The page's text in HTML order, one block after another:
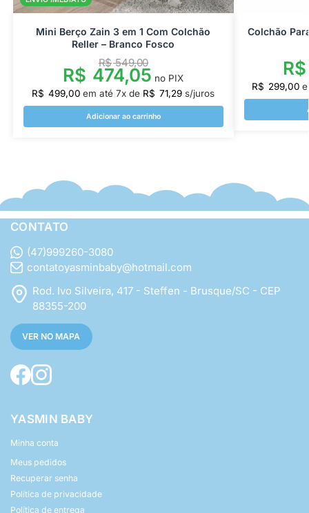
Mini Berço Zain 3 em 1 Com Colchão
Reller – Branco Fosco
R$549,00
R$ 474,05 no PIX
R$ 499,00 em até7x de R$ 71,29 s/juros
Adicionar ao carrinho
Colchão
R$
R$ 299,00
CONTATO
(47)999260-3080
contatoyasminbaby@hotmail.com
Rod. Ivo Silveira, 417 - Steffen - Brusque/SC - CEP
88355-200
VER NO MAPA
YASMIN BABY
Minha conta
Meus pedidos
Recuperar senha
Política de privacidade
Política de entrega